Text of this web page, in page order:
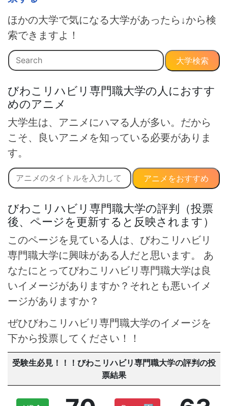
ほかの大学で気になる大学があったら↓から検
索できますよ！
大学検索
びわこリハビリ専門職大学の人におすす
めのアニメ
大学生は、アニメにハマる人が多い。だから
こそ、良いアニメを知っている必要がありま
す。
アニメをおすすめ
びわこリハビリ専門職大学の評判（投票
後、ページを更新すると反映されます）
このページを見ている人は、びわこリハビリ
専門職大学に興味がある人だと思います。 あ
なたにとってびわこリハビリ専門職大学は良
いイメージがありますか？それとも悪いイメ
ージがありますか？
ぜひびわこリハビリ専門職大学のイメージを
下から投票してください！！
受験生必見！！！びわこリハビリ専門職大学の評判の投
票結果